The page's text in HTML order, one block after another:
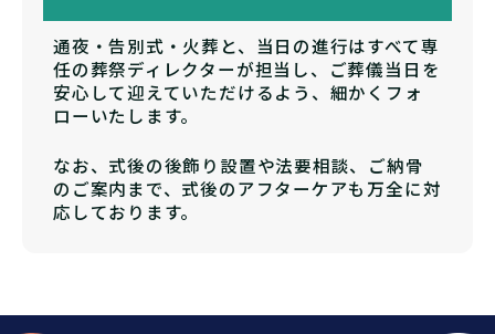
通夜・告別式・火葬と、当日の進行はすべて専
任の葬祭ディレクターが担当し、ご葬儀当日を
安心して迎えていただけるよう、細かくフォ
ローいたします。
なお、式後の後飾り設置や法要相談、ご納骨
のご案内まで、式後のアフターケアも万全に対
応しております。